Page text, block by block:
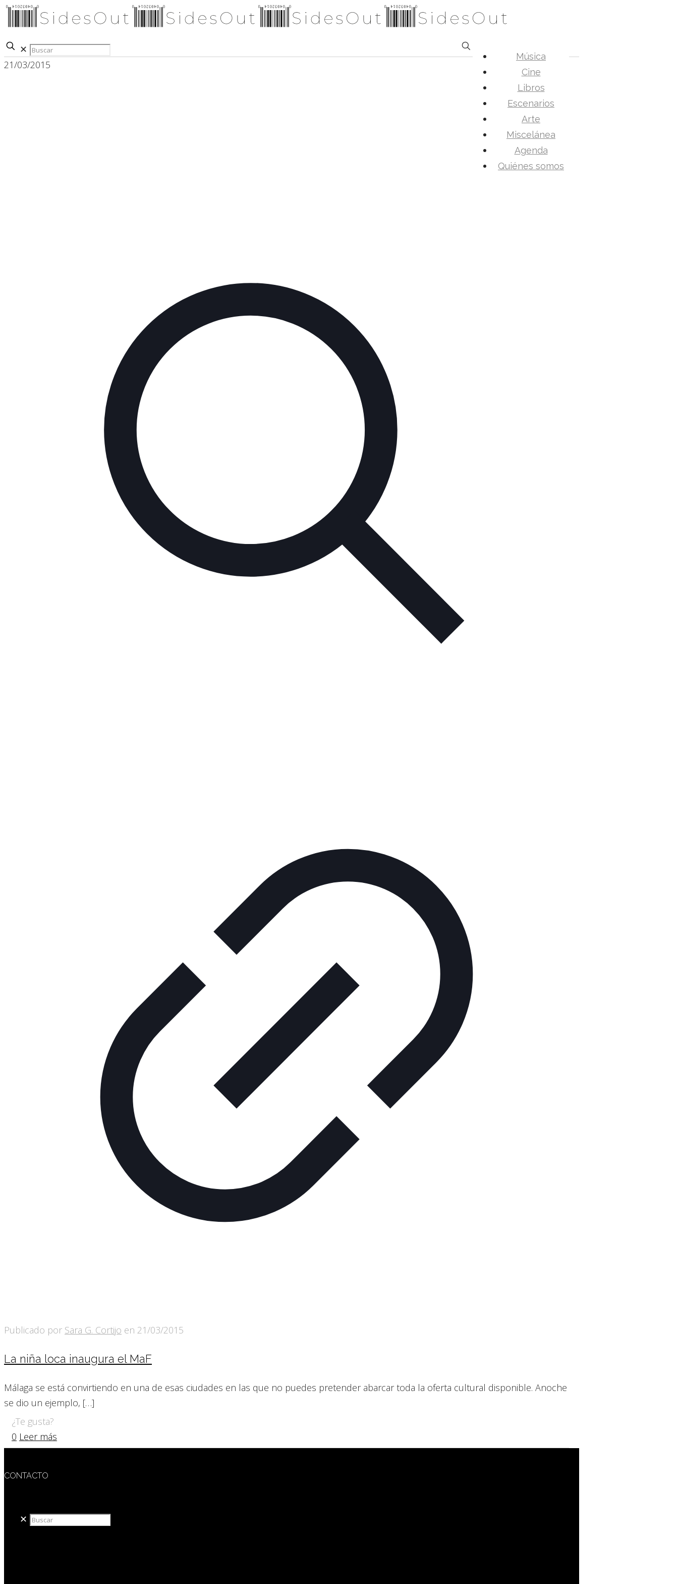
Música
Cine
Libros
Escenarios
Arte
Miscelánea
Agenda
Quiénes somos
✕
21/03/2015
Publicado por Sara G. Cortijo en 21/03/2015
La niña loca inaugura el MaF
Málaga se está convirtiendo en una de esas ciudades en las que no puedes pretender abarcar toda la oferta cultural disponible. Anoche
se dio un ejemplo, […]
¿Te gusta?
0 Leer más
CONTACTO
✕